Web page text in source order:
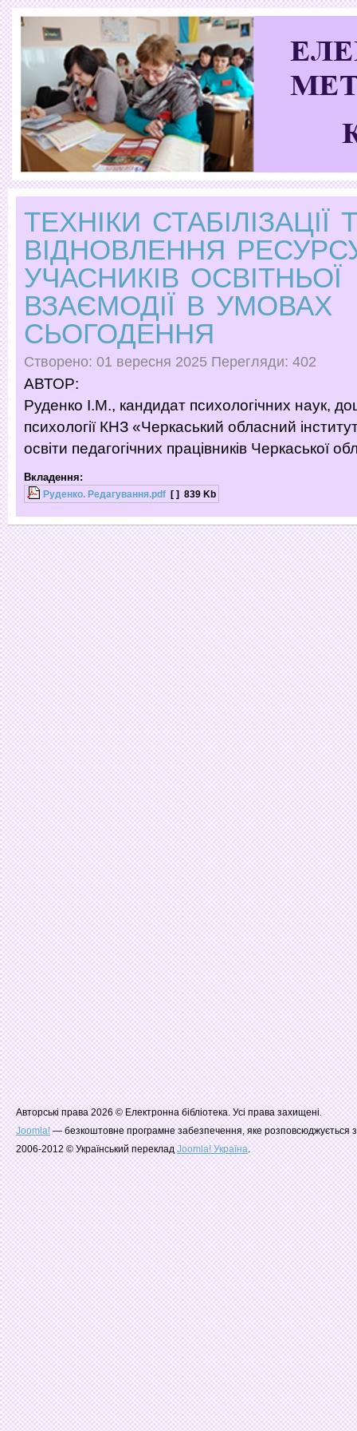
ТЕХНІКИ СТАБІЛІЗАЦІЇ
ВІДНОВЛЕННЯ
УЧАСНИКІВ ОСВІТНЬОЇ
ВЗАЄМОДІЇ В УМОВАХ
СЬОГОДЕННЯ
Створено: 01 вересня 2025 Перегляди: 402
АВТОР:
Руденко І.М., кандидат психологічних наук,
психології КНЗ «Черкаський обласний
освіти педагогічних працівників Черкаської
Вкладення:
Руденко. Редагування.pdf [ ] 839 Kb
Авторські права 2026 © Електронна бібліотека. Усі права захищені.
Joomla!— безкоштовне програмне забезпечення, яке розповсюджується
2006-2012 © Український перекладJoomla! Україна.